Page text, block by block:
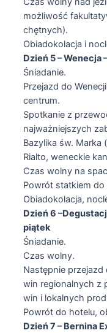
możliwość
chętnych).
Obiadokolacja i
Dzień 5 – Wenecja
Śniadanie.
Przejazd do
centrum.
Spotkanie z
najważniejszych
Bazylika św. Marka
Rialto, weneckie
Czas wolny na
Powrót statkiem
Obiadokolacja,
Dzień 6
piątek
Śniadanie.
Czas wolny.
Następnie przejazd
win regionalnych z
win i lokalnych
Powrót do hotelu,
Dzień 7 – Bernina